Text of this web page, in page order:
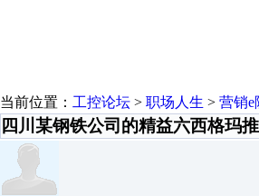
当前位置： 工控论坛 > 职场人生 > 营销e
四川某钢铁公司的精益六西格玛